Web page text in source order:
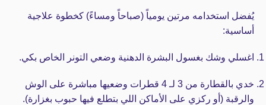
يُفضل استخدامه مرتين يومياً (صباحاً ومساءً) كخطوة علاجية
أساسية:
اغسلي وشك بغسول البشرة الدهنية وضعي التونر الخاص بكي.
خدي بالقطارة من 3 لـ 4 قطرات وضعيها مباشرة على الوش
والرقبة (أو ركزي على الأماكن اللي بتطلع فيها حبوب بغزارة).